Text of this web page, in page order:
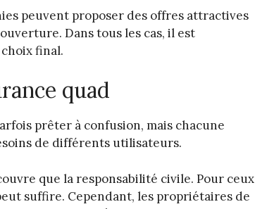
peuvent proposer des offres attractives
Dans tous les cas, il est
final.
quad
prêter à confusion, mais chacune
de différents utilisateurs.
que la responsabilité civile. Pour ceux
suffire. Cependant, les propriétaires de